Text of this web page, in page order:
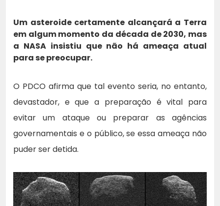
Um asteroide certamente alcançará a Terra
em algum momento da década de 2030, mas
a NASA insistiu que não há ameaça atual
para se preocupar.
O PDCO afirma que tal evento seria, no entanto,
devastador, e que a preparação é vital para
evitar um ataque ou preparar as agências
governamentais e o público, se essa ameaça não
puder ser detida.